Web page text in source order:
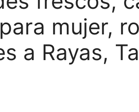
mujer,
a Rayas,